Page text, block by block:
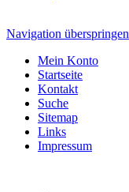
Navigation überspringen
Mein Konto
Startseite
Kontakt
Suche
Sitemap
Links
Impressum